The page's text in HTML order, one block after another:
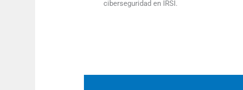
ciberseguridad en IRSI.